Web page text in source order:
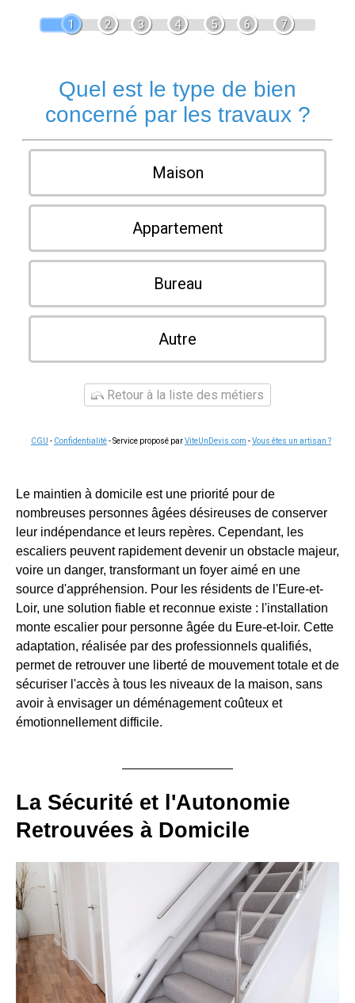
1 2 3 4 5 6 7
Quel est le type de bien
concerné par les travaux ?
Maison
Appartement
Bureau
Autre
Retour à la liste des métiers
CGU - Confidentialité- Service proposé parViteUnDevis.com -Vous êtes un artisan ?
Le maintien à domicile est une priorité pour de
nombreuses personnes âgées désireuses de conserver
leur indépendance et leurs repères. Cependant, les
escaliers peuvent rapidement devenir un obstacle majeur,
voire un danger, transformant un foyer aimé en une
source d'appréhension. Pour les résidents de l'Eure-et-
Loir, une solution fiable et reconnue existe : l'installation
monte escalier pour personne âgée du Eure-et-loir. Cette
adaptation, réalisée par des professionnels qualifiés,
permet de retrouver une liberté de mouvement totale et de
sécuriser l'accès à tous les niveaux de la maison, sans
avoir à envisager un déménagement coûteux et
émotionnellement difficile.
La Sécurité et l'Autonomie
Retrouvées à Domicile